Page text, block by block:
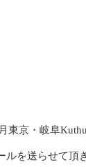
東京・岐阜
ルを送らせて頂